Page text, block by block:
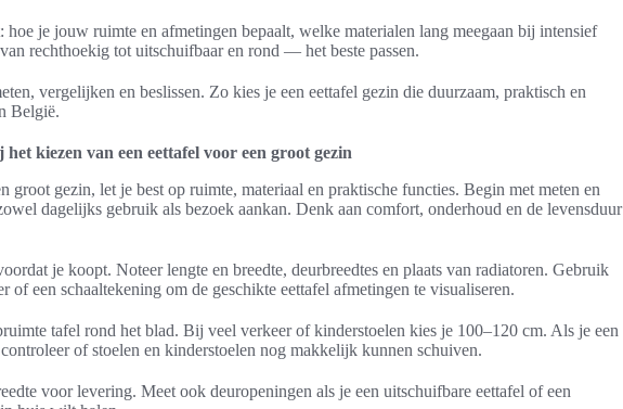
hoe je jouw ruimte en afmetingen bepaalt, welke materialen lang meegaan bij intensief
rechthoekig tot uitschuifbaar en rond — het beste passen.
vergelijken en beslissen. Zo kies je een eettafel gezin die duurzaam, praktisch en
België.
kiezen van een eettafel voor een groot gezin
groot gezin, let je best op ruimte, materiaal en praktische functies. Begin met meten en
dagelijks gebruik als bezoek aankan. Denk aan comfort, onderhoud en de levensduur
je koopt. Noteer lengte en breedte, deurbreedtes en plaats van radiatoren. Gebruik
of een schaaltekening om de geschikte eettafel afmetingen te visualiseren.
tafel rond het blad. Bij veel verkeer of kinderstoelen kies je 100–120 cm. Als je een
of stoelen en kinderstoelen nog makkelijk kunnen schuiven.
voor levering. Meet ook deuropeningen als je een uitschuifbare eettafel of een